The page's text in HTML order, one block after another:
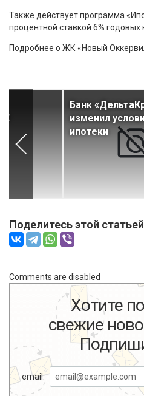
Также действует программа
процентной ставкой 6% годовых
Подробнее о ЖК «Новый
Банк
изменил
ипотеки
Поделитесь этой
Comments are disabled
Хотите
свежие
email: